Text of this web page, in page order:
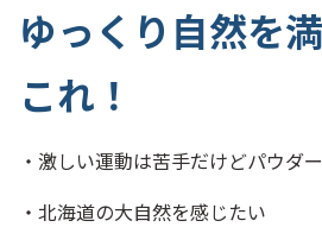
ゆっくり自然を
これ！
・激しい運動は苦手だけどパウダ
・北海道の大自然を感じたい